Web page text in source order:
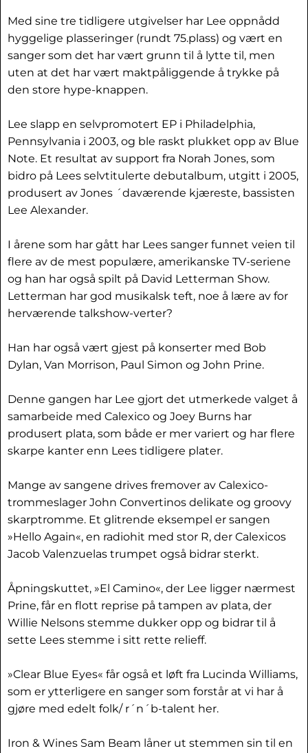
Med sine tre tidligere utgivelser har Lee oppnådd
hyggelige plasseringer (rundt 75.plass) og vært en
sanger som det har vært grunn til å lytte til, men
uten at det har vært maktpåliggende å trykke på
den store hype-knappen.
Lee slapp en selvpromotert EP i Philadelphia,
Pennsylvania i 2003, og ble raskt plukket opp av Blue
Note. Et resultat av support fra Norah Jones, som
bidro på Lees selvtitulerte debutalbum, utgitt i 2005,
produsert av Jones ´daværende kjæreste, bassisten
Lee Alexander.
I årene som har gått har Lees sanger funnet veien til
flere av de mest populære, amerikanske TV-seriene
og han har også spilt på David Letterman Show.
Letterman har god musikalsk teft, noe å lære av for
herværende talkshow-verter?
Han har også vært gjest på konserter med Bob
Dylan, Van Morrison, Paul Simon og John Prine.
Denne gangen har Lee gjort det utmerkede valget å
samarbeide med Calexico og Joey Burns har
produsert plata, som både er mer variert og har flere
skarpe kanter enn Lees tidligere plater.
Mange av sangene drives fremover av Calexico-
trommeslager John Convertinos delikate og groovy
skarptromme. Et glitrende eksempel er sangen
»Hello Again«, en radiohit med stor R, der Calexicos
Jacob Valenzuelas trumpet også bidrar sterkt.
Åpningskuttet, »El Camino«, der Lee ligger nærmest
Prine, får en flott reprise på tampen av plata, der
Willie Nelsons stemme dukker opp og bidrar til å
sette Lees stemme i sitt rette relieff.
»Clear Blue Eyes« får også et løft fra Lucinda Williams,
som er ytterligere en sanger som forstår at vi har å
gjøre med edelt folk/ r´n´b-talent her.
Iron & Wines Sam Beam låner ut stemmen sin til en